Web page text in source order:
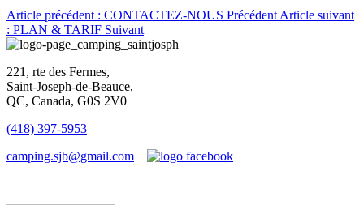
Article précédent : CONTACTEZ-NOUS Précédent Article suivant
: PLAN & TARIF Suivant
221, rte des Fermes,
Saint-Joseph-de-Beauce,
QC, Canada, G0S 2V0
(418) 397-5953
camping.sjb@gmail.com